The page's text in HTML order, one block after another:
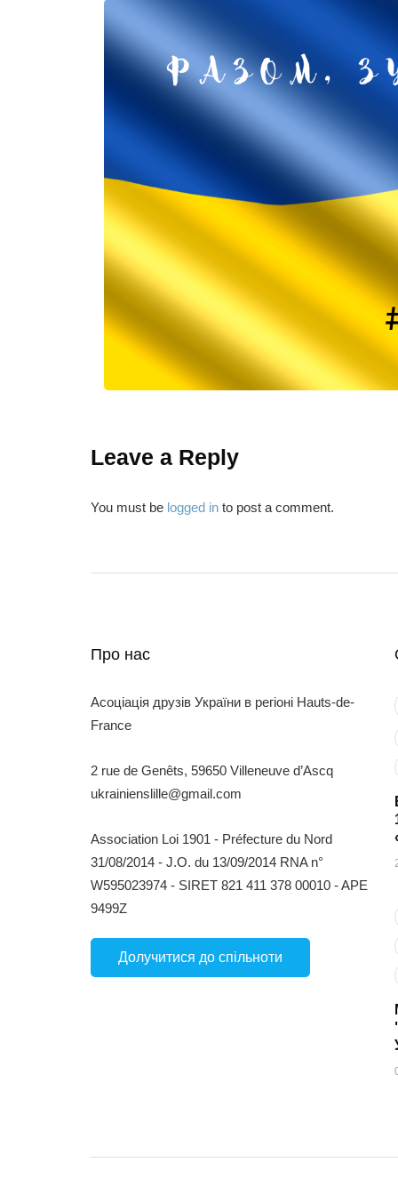
Leave a Reply
You must be logged in to post a comment.
Про нас
Асоціація друзів України в регіоні Hauts-de-
France
2 rue de Genêts, 59650 Villeneuve d’Ascq
ukrainienslille@gmail.com
Association Loi 1901 - Préfecture du Nord
31/08/2014 - J.O. du 13/09/2014 RNA n°
W595023974 - SIRET 821 411 378 00010 - APE
9499Z
Долучитися до спільноти